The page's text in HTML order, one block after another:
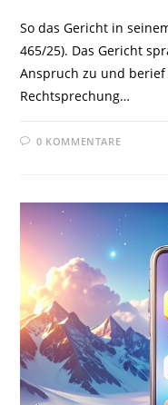
So das Gericht in
465/25). Das Gericht
Anspruch zu und
Rechtsprechung…
0 KOMMENTARE